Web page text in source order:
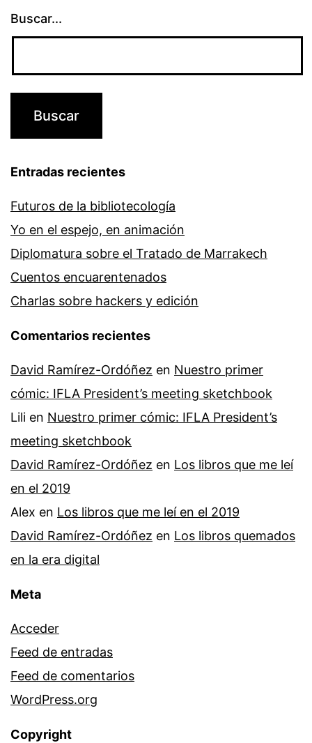
Buscar...
Entradas recientes
Futuros de la bibliotecología
Yo en el espejo, en animación
Diplomatura sobre el Tratado de Marrakech
Cuentos encuarentenados
Charlas sobre hackers y edición
Comentarios recientes
David Ramírez-Ordóñez en Nuestro primer
cómic: IFLA President’s meeting sketchbook
Lili en Nuestro primer cómic: IFLA President’s
meeting sketchbook
David Ramírez-Ordóñez en Los libros que me leí
en el 2019
Alex en Los libros que me leí en el 2019
David Ramírez-Ordóñez en Los libros quemados
en la era digital
Meta
Acceder
Feed de entradas
Feed de comentarios
WordPress.org
Copyright